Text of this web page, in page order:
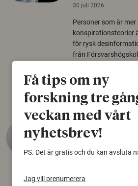
30 juli 2026
Personer som är
konspirationsteorier
för rysk
från
Säkerhetspolitik
Gammalt
äldsta sko
Få tips om ny
forskning tre
veckan med vårt
nyhetsbrev!
PS. Det är gratis och du kan avsluta
Jag vill prenumerera